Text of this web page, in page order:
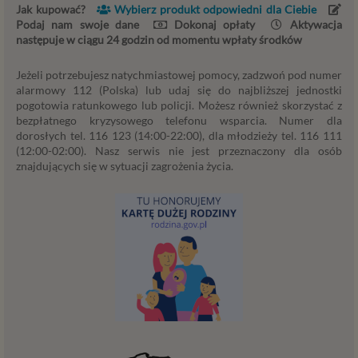
Jak kupować?
Wybierz produkt odpowiedni dla Ciebie
Podaj nam swoje dane
Dokonaj opłaty
Aktywacja
następuje w ciągu 24 godzin od momentu wpłaty środków
Jeżeli potrzebujesz natychmiastowej pomocy, zadzwoń pod numer
alarmowy 112 (Polska) lub udaj się do najbliższej jednostki
pogotowia ratunkowego lub policji. Możesz również skorzystać z
bezpłatnego kryzysowego telefonu wsparcia. Numer dla
dorosłych tel. 116 123 (14:00-22:00), dla młodzieży tel. 116 111
(12:00-02:00). Nasz serwis nie jest przeznaczony dla osób
znajdujących się w sytuacji zagrożenia życia.
przez administratora lub przez stronę trzecią. Ta
podstawa przetwarzania danych dotyczy
przypadków, gdy ich przetwarzanie jest
potrzeby, co obejmuje między innymi konieczność
zapewnienia bezpieczeństwa usługi (np.
sprawdzenie, czy do Twojego konta nie loguje się
nieuprawniona osoba), dokonanie pomiarów
statystycznych, ulepszania naszych usług i
dopasowania ich do potrzeb i wygody
usługach) jak również prowadzenie marketingu i
promocji własnych usług administratora
Psychorada.pl w serwisie administratora (np. jeśli
interesujesz się psychologią dziecka i oglądasz
materiały na ten temat w Psychorada.pl to możemy
Ci wyświetlić reklamę na podobny temat).
Twoja dobrowolna zgoda. Aby móc pokazać